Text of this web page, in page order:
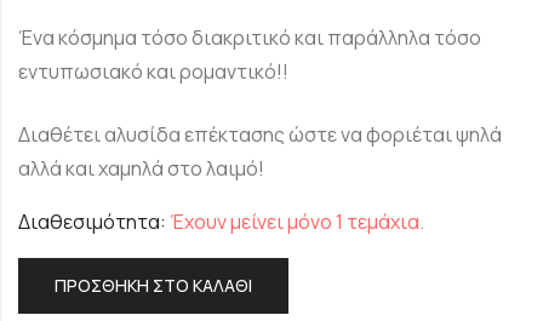
Ένα κόσμημα τόσο διακριτικό και παράλληλα τόσο
εντυπωσιακό και ρομαντικό!!
Διαθέτει αλυσίδα επέκτασης ώστε να φοριέται ψηλά
αλλά και χαμηλά στο λαιμό!
Διαθεσιμότητα: Έχουν μείνει μόνο 1 τεμάχια.
ΠΡΟΣΘΉΚΗ ΣΤΟ ΚΑΛΆΘΙ